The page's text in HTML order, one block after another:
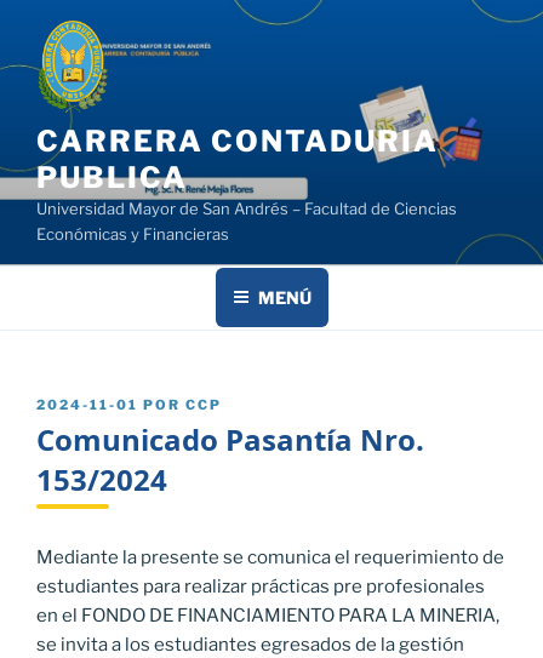
contenido
CARRERA CONTADURIA
PUBLICA
Universidad Mayor de San Andrés – Facultad de Ciencias
Económicas y Financieras
MENÚ
PUBLICADO
2024-11-01 POR CCP
Comunicado Pasantía Nro.
153/2024
Mediante la presente se comunica el requerimiento de
estudiantes para realizar prácticas pre profesionales
en el FONDO DE FINANCIAMIENTO PARA LA MINERIA,
se invita a los estudiantes egresados de la gestión